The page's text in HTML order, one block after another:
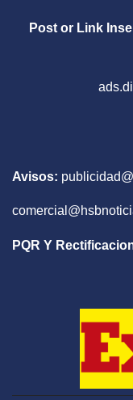
Post or Link
Avisos:
PQR Y